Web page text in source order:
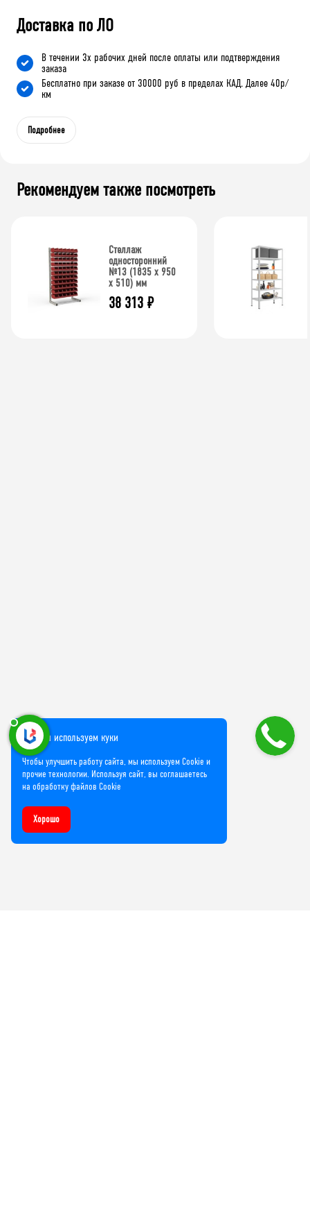
Доставка по ЛО
В течении 3х рабочих дней после оплаты или подтверждения
заказа
Бесплатно при заказе от 30000 руб в пределах КАД. Далее 40р/
км
Подробнее
Рекомендуем также посмотреть
Стеллаж
односторонний
№13 (1835 х 950
х 510) мм
38 313 ₽
Мы используем куки
Чтобы улучшить работу сайта, мы используем Cookie и
прочие технологии. Используя сайт, вы соглашаетесь
на обработку файлов Cookie
Хорошо